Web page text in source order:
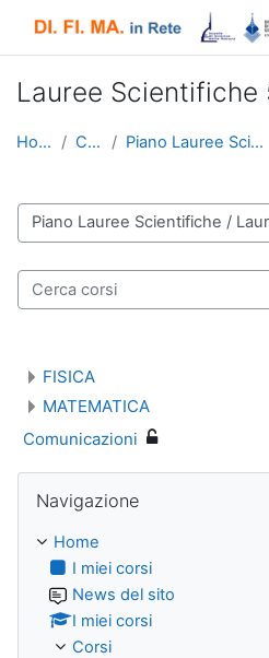
Lauree Scientifiche
Home Corsi Piano Lauree Scientifiche
Categorie di corso
Cerca corsi
FISICA
MATEMATICA
Comunicazioni
Navigazione
Home
I miei corsi
News del sito
I miei corsi
Corsi